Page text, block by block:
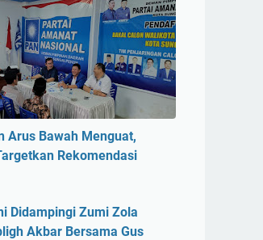
Arus Bawah Menguat,
Rekomendasi
Didampingi Zumi Zola
Akbar Bersama Gus